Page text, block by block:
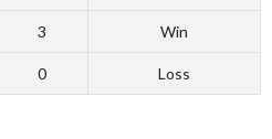
3 Win
0 Loss